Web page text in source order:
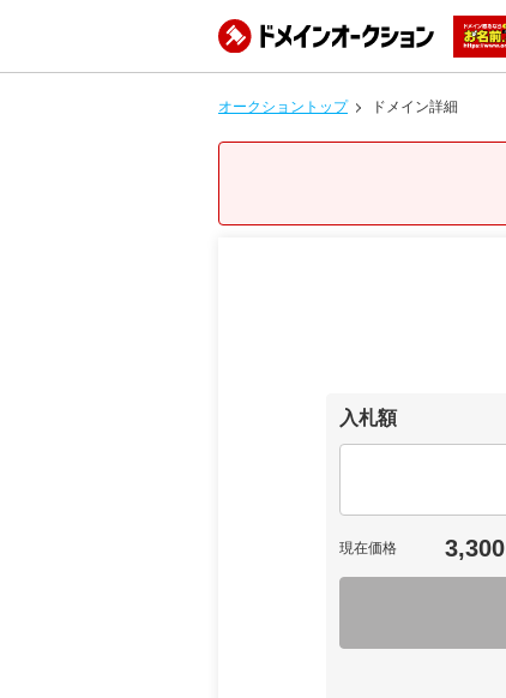
オークショントップ ドメイン詳細
入札額
現在価格 3,300